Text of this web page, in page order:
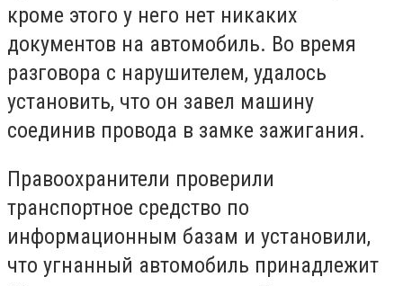
кроме этого у него нет никаких
документов на автомобиль. Во время
разговора с нарушителем, удалось
установить, что он завел машину
соединив провода в замке зажигания.
Правоохранители проверили
транспортное средство по
информационным базам и установили,
что угнанный автомобиль принадлежит